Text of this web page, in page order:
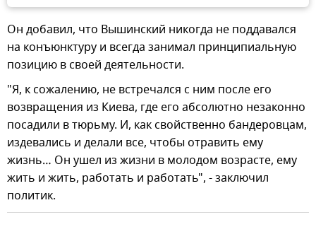
Он добавил, что Вышинский никогда не поддавался
на конъюнктуру и всегда занимал принципиальную
позицию в своей деятельности.
"Я, к сожалению, не встречался с ним после его
возвращения из Киева, где его абсолютно незаконно
посадили в тюрьму. И, как свойственно бандеровцам,
издевались и делали все, чтобы отравить ему
жизнь… Он ушел из жизни в молодом возрасте, ему
жить и жить, работать и работать", - заключил
политик.